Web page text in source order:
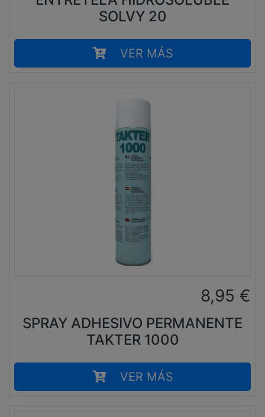
SOLVY 20
VER MÁS
8,95 €
SPRAY ADHESIVO PERMANENTE
TAKTER 1000
VER MÁS